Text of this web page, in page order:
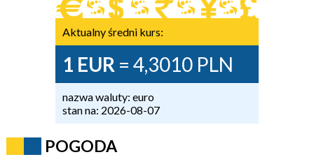
Aktualny średni kurs:
1 EUR = 4,3010 PLN
nazwa waluty: euro
stan na: 2026-08-07
POGODA